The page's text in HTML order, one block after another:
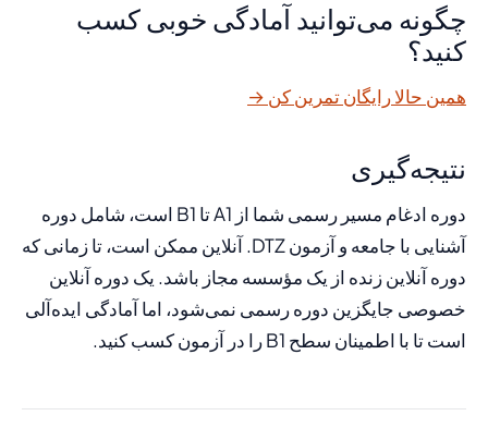
چگونه می‌توانید آمادگی خوبی کسب
کنید؟
همین حالا رایگان تمرین کن →
نتیجه‌گیری
دوره ادغام مسیر رسمی شما از A1 تا B1 است، شامل دوره
آشنایی با جامعه و آزمون DTZ. آنلاین ممکن است، تا زمانی که
دوره آنلاین زنده از یک مؤسسه مجاز باشد. یک دوره آنلاین
خصوصی جایگزین دوره رسمی نمی‌شود، اما آمادگی ایده‌آلی
است تا با اطمینان سطح B1 را در آزمون کسب کنید.